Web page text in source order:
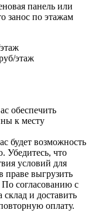
панель или
занос по этажам
этаж
обеспечить
к месту
будет возможность
Убедитесь, что
условий для
праве выгрузить
По согласованию с
и доставить
оплату.